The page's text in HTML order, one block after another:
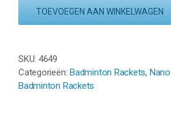
800
GREEN
aantal
TOEVOEGEN AAN WINKELWAGEN
SKU: 4649
Categorieën: Badminton Rackets,
Badminton Rackets